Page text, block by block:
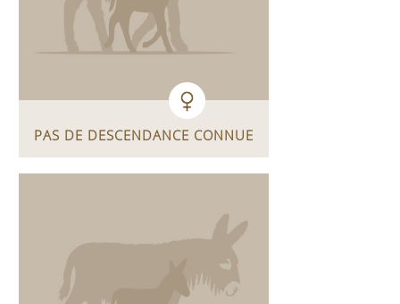
PAS DE DESCENDANCE CONNUE